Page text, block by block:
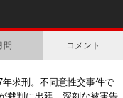
2 0
間 コメント
求刑。不同意性交事件で